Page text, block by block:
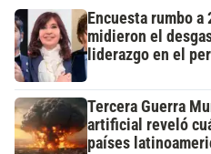
Encuesta rumbo
midieron el
liderazgo en el
Tercera Guerra
artificial reveló
países